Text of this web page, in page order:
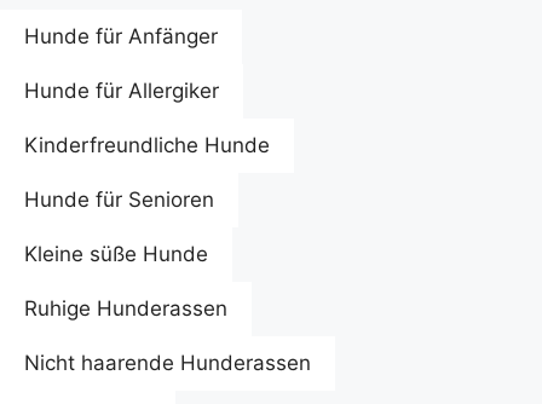
Hunde für Anfänger
Hunde für Allergiker
Kinderfreundliche Hunde
Hunde für Senioren
Kleine süße Hunde
Ruhige Hunderassen
Nicht haarende Hunderassen